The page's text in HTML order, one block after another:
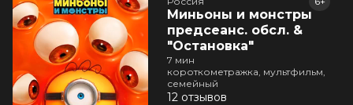
Миньоны и монстры
предсеанс. обсл. &
"Остановка"
7 мин
короткометражка, мультфильм,
семейный
12 отзывов